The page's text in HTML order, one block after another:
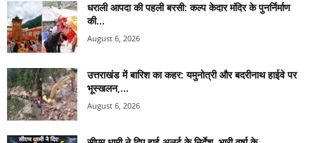
धराली आपदा की पहली बरसी: कल्प केदार मंदिर के पुनर्निर्माण
की...
August 6, 2026
उत्तराखंड में बारिश का कहर: यमुनोत्री और बदरीनाथ हाईवे पर
भूस्खलन,...
August 6, 2026